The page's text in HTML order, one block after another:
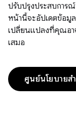
ปรับปรุงประสบการ
หน้านี้จะอัปเดตข้อมูล
เปลี่ยนแปลงที่คุณอ
เสมอ
ศูนย์นโยบาย